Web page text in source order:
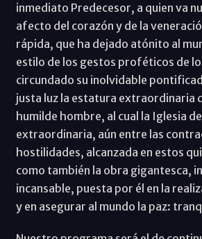
inmediato Predecesor, a quien va
afecto del corazón y de la
rápida, que ha dejado atónito al
estilo de los gestos proféticos de
circundado su inolvidable
justa luz la estatura extraordinaria
humilde hombre, al cual la Iglesia
extraordinaria, aún entre las
hostilidades, alcanzada en estos
como también la obra gigantesca,
incansable, puesta por él en la
y en asegurar al mundo la paz: